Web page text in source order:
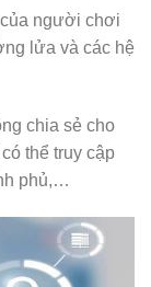
người chơi
lửa và các hệ
chia sẻ cho
thể truy cập
phủ,…